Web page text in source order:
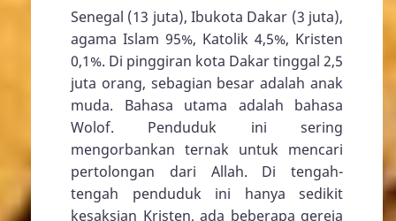
Senegal (13 juta), Ibukota Dakar (3 juta),
agama Islam 95%, Katolik 4,5%, Kristen
0,1%. Di pinggiran kota Dakar tinggal 2,5
juta orang, sebagian besar adalah anak
muda. Bahasa utama adalah bahasa
Wolof. Penduduk ini sering
mengorbankan ternak untuk mencari
pertolongan dari Allah. Di tengah-
tengah penduduk ini hanya sedikit
kesaksian Kristen, ada beberapa gereja